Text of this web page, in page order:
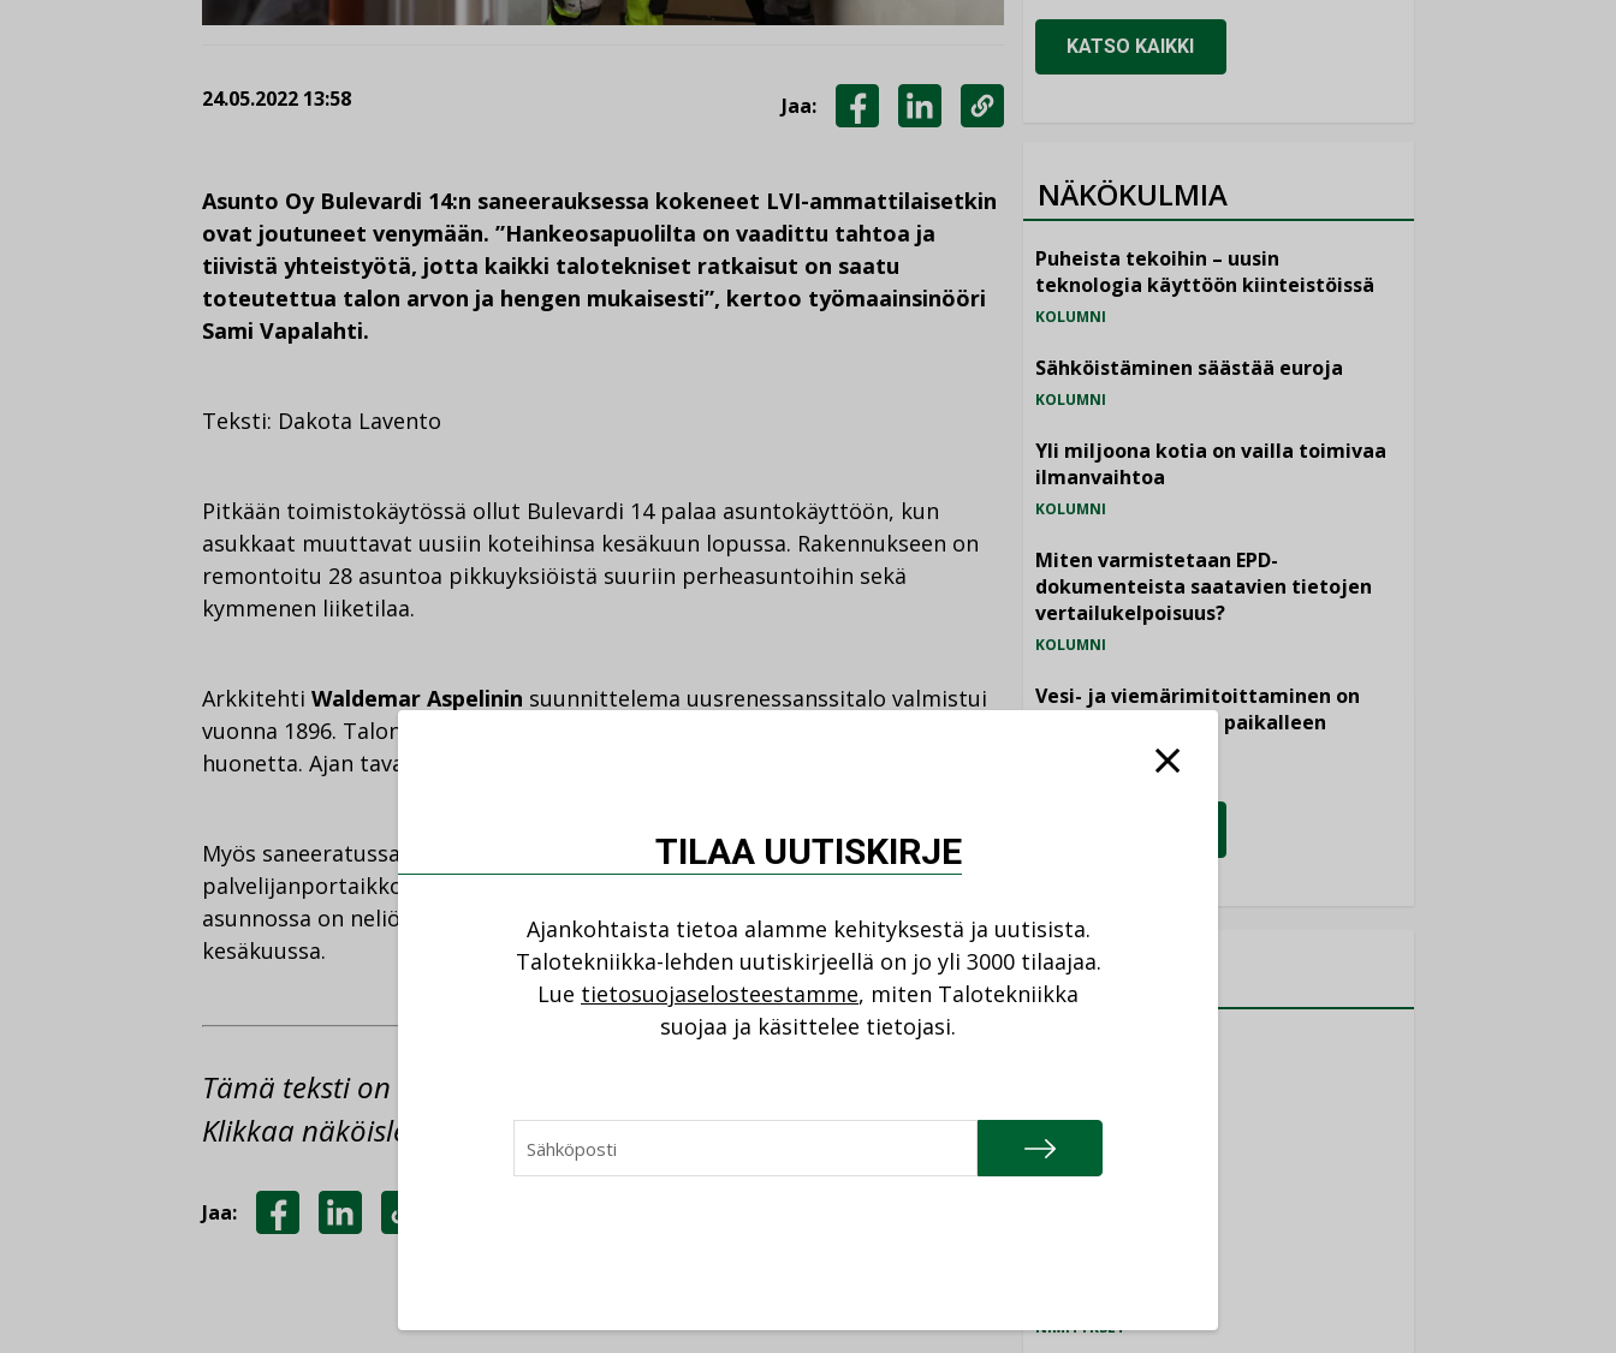
24.05.2022 13:58 Jaa:
Asunto Oy Bulevardi 14:n saneerauksessa kokeneet LVI-ammattilaisetkin
ovat joutuneet venymään. ”Hankeosapuolilta on vaadittu tahtoa ja
tiivistä yhteistyötä, jotta kaikki talotekniset ratkaisut on saatu
toteutettua talon arvon ja hengen mukaisesti”, kertoo työmaainsinööri
Sami Vapalahti.
Teksti: Dakota Lavento
Pitkään toimistokäytössä ollut Bulevardi 14 palaa asuntokäyttöön, kun
asukkaat muuttavat uusiin koteihinsa kesäkuun lopussa. Rakennukseen on
remontoitu 28 asuntoa pikkuyksiöistä suuriin perheasuntoihin sekä
kymmenen liiketilaa.
Arkkitehti Waldemar Aspelinin suunnittelema uusrenessanssitalo valmistui
vuonna 1896. Talon suurimmissa asunnoissa oli aikanaan jopa seitsemän
huonetta. Ajan tavan mukaan palvelijoille löytyi erilliset sisäänkäyntiportaat.
Myös saneeratussa rakennuksessa osaan asunnoista pääsee
palvelijanportaikkoa pitkin. Yhdessä asunnossa on oma hissi. Suurimmassa
asunnossa on neliöitä noin 430. Saneeraus valmistuu vuoden 2022
kesäkuussa.
Tämä teksti on näyte Talotekniikka-lehden 3/2022 jutusta.
Klikkaa näköislehteen
tästä.
Jaa:
KATSO KAIKKI
NÄKÖKULMIA
Puheista tekoihin – uusin
teknologia käyttöön kiinteistöissä
KOLUMNI
Sähköistäminen säästää euroja
KOLUMNI
Yli miljoona kotia on vailla toimivaa
ilmanvaihtoa
KOLUMNI
Miten varmistetaan EPD-
dokumenteista saatavien tietojen
vertailukelpoisuus?
KOLUMNI
Vesi- ja viemärimitoittaminen on
jämähtänyt ajassa paikalleen
NIMITYKSET
NIMITYKSET
NIMITYKSET
TILAA UUTISKIRJE
Ajankohtaista tietoa alamme kehityksestä ja uutisista.
Talotekniikka-lehden uutiskirjeellä on jo yli 3000 tilaajaa.
Lue tietosuojaselosteestamme, miten Talotekniikka
suojaa ja käsittelee tietojasi.